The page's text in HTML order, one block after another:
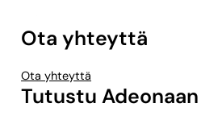
Ota yhteyttä
Ota yhteyttä
Tutustu Adeonaan